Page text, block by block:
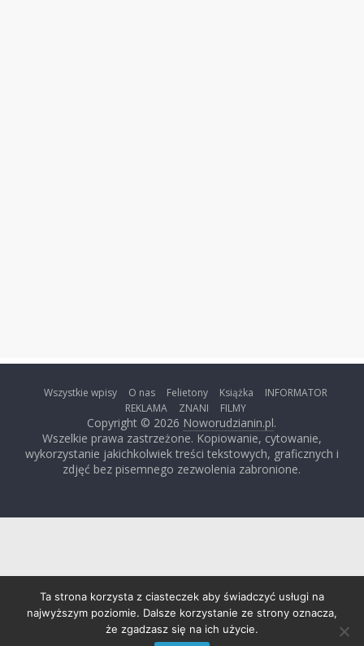
Wszystkie wpisy O nas Felietony Książka
INFORMATOR
REKLAMA
ZNANI FILMY
Copyright © 2026 Noworudzianin.pl.
Wszelkie prawa zastrzeżone. Kopiowanie, cytowanie,
wykorzystanie jakichkolwiek treści tekstowych, graficznych i
zdjęć bez pisemnego zezwolenia zabronione.
Ta strona korzysta z ciasteczek aby świadczyć usługi na
najwyższym poziomie. Dalsze korzystanie ze strony oznacza,
że zgadzasz się na ich użycie.